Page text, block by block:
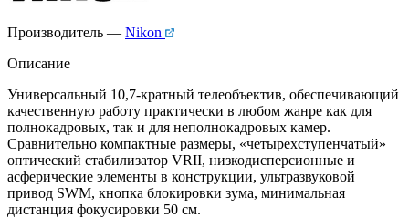
Производитель — Nikon
Описание
Универсальный 10,7-кратный телеобъектив, обеспечивающий
качественную работу практически в любом жанре как для
полнокадровых, так и для неполнокадровых камер.
Сравнительно компактные размеры, «четырехступенчатый»
оптический стабилизатор VRII, низкодисперсионные и
асферические элементы в конструкции, ультразвуковой
привод SWM, кнопка блокировки зума, минимальная
дистанция фокусировки 50 см.